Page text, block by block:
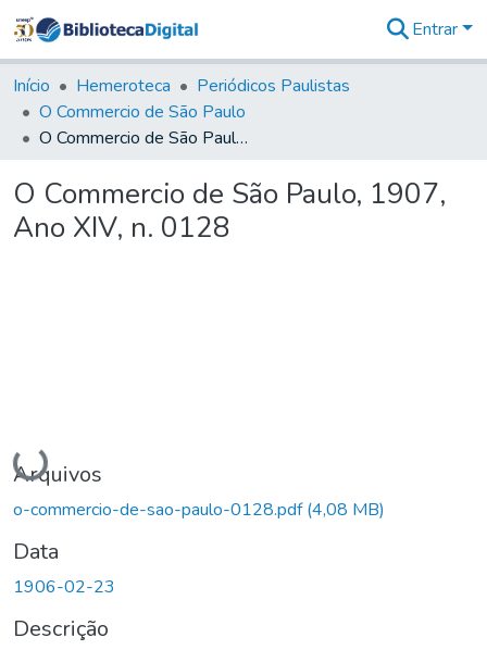
&
Coleções
Tudo na
Biblioteca
Estatísticas
Entrar
Início Hemeroteca
Periódicos Paulistas
O Commercio de São Paulo
O Commercio de São Paulo, 1907, Ano XIV, n. 0128
O Commercio de São Paulo, 1907,
Ano XIV, n. 0128
Carregando...
Arquivos
o-commercio-de-sao-paulo-0128.pdf(4,08 MB)
Data
1906-02-23
Descrição